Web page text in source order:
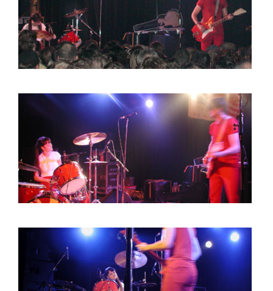
PHOTOSNEWSINFOWEBSHOP
MY TICKETS